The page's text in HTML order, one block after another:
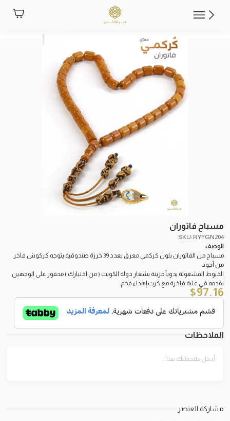
مسباح فاتوران
SKU: RYFGN204
الوصف
مسباح من الفاتوران بلون كركمي معرق بعدد 39 خرزة صندوقية يتوجه كركوش فاخر
من أجود
الخيوط المشغولة يدوياً مزينة بشعار دولة الكويت ( من اختيارك ) محفور على الوجهين
نقدمه في علبة فاخرة مع كرت إهداء فخم
97.16
$
الملاحظات
مشاركة العنصر